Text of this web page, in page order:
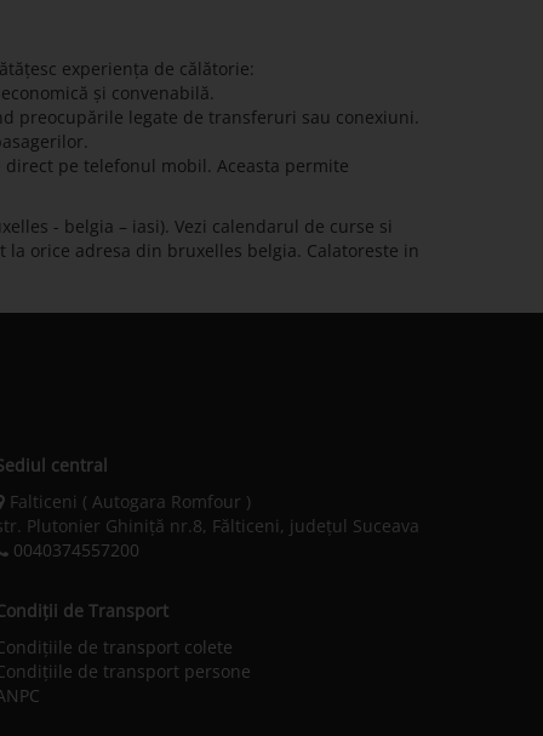
experiența de călătorie:
și convenabilă.
preocupările legate de transferuri sau conexiuni.
pe telefonul mobil. Aceasta permite
- belgia – iasi). Vezi calendarul de curse si
orice adresa din bruxelles belgia. Calatoreste in
central
Falticeni ( Autogara Romfour )
Plutonier Ghiniţă nr.8, Fălticeni, judeţul Suceava
0040374557200
de Transport
de transport colete
de transport persone